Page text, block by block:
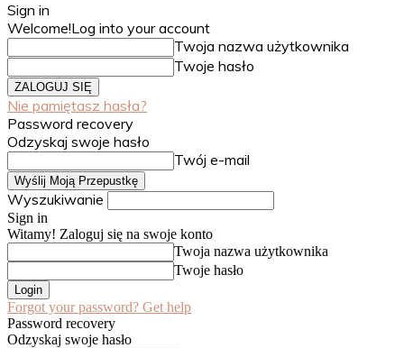
Sign in
Welcome!Log into your account
Twoja nazwa użytkownika
Twoje hasło
Nie pamiętasz hasła?
Password recovery
Odzyskaj swoje hasło
Twój e-mail
Wyszukiwanie
Sign in
Witamy! Zaloguj się na swoje konto
Twoja nazwa użytkownika
Twoje hasło
Forgot your password? Get help
Password recovery
Odzyskaj swoje hasło